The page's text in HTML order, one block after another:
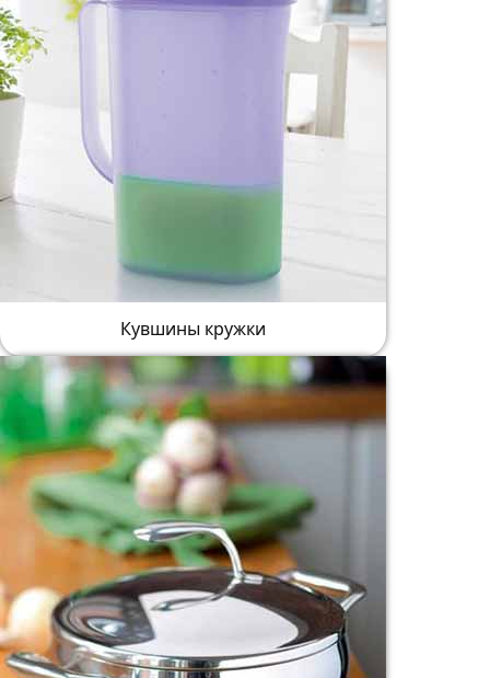
Кувшины кружки